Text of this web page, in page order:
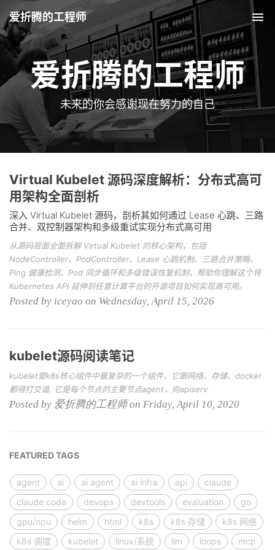
爱折腾的工程师
爱折腾的工程师
未来的你会感谢现在努力的自己
Virtual Kubelet 源码深度解析：分布式高可
用架构全面剖析
深入 Virtual Kubelet 源码，剖析其如何通过 Lease 心跳、三路
合并、双控制器架构和多级重试实现分布式高可用
从源码层面全面拆解 Virtual Kubelet 的核心架构，包括
NodeController、PodController、Lease 心跳机制、三路合并策略、
Ping 健康检测、Pod 同步循环和多级错误恢复机制，帮助你理解这个将
Kubernetes API 延伸到任意计算平台的开源项目如何实现高可用。
Posted by iceyao on Wednesday, April 15, 2026
kubelet源码阅读笔记
kubelet是k8s核心组件中最复杂的一个组件，它跟网络、存储、docker
都得打交道. 它是每个节点的主要节点agent，向apiserv
Posted by 爱折腾的工程师 on Friday, April 10, 2020
FEATURED TAGS
agent ai ai agent ai infra api
claude
claude code
devops devtools evaluation
go
gpu/npu
helm html k8s k8s 存储
k8s 网络
k8s 调度
kubelet linux/系统 llm loops mcp